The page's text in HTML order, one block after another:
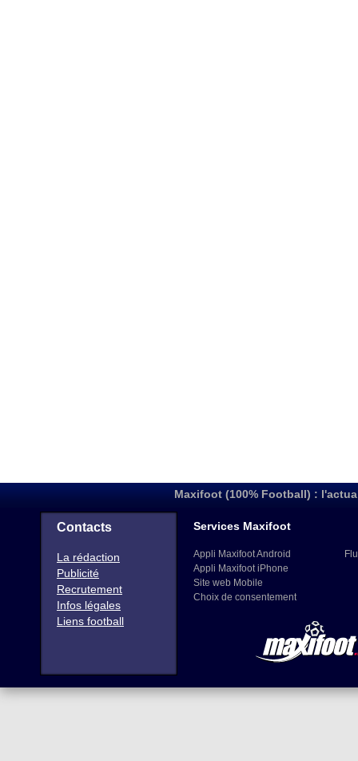
Maxifoot (100% Football) :
Contacts
La rédaction
Publicité
Recrutement
Infos légales
Liens football
Services Maxifoot
Appli Maxifoot Android
Appli Maxifoot iPhone
Site web Mobile
Choix de consentement